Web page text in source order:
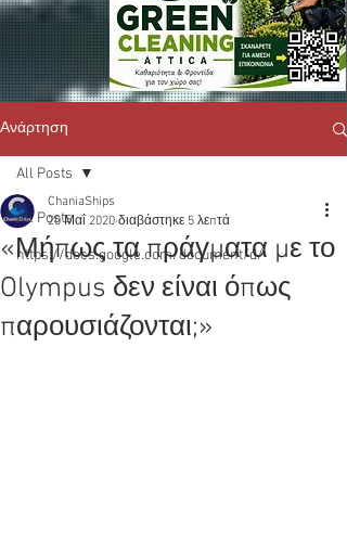
Ανάρτηση
All Posts
https://docs.google.com/document/d/
All Posts
«Μήπως τα πράγματα με το
Olympus δεν είναι όπως
παρουσιάζονται;»
ChaniaShips
20 Μαΐ 2020 διαβάστηκε 5 λεπτά